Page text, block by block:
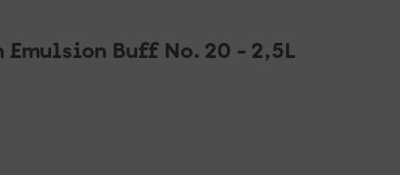
Emulsion Buff No. 20 - 2,5L